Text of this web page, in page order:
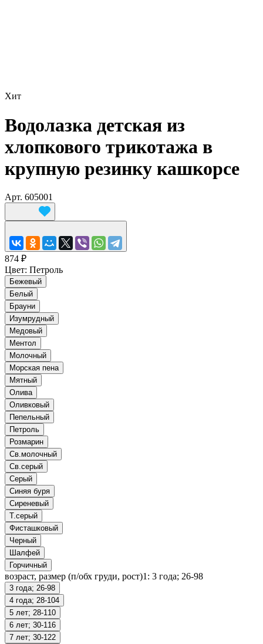
Хит
Водолазка детская из
хлопкового трикотажа в
крупную резинку кашкорсе
Арт. 605001
874 ₽
Цвет: Петроль
Бежевый
Белый
Брауни
Изумрудный
Медовый
Ментол
Молочный
Морская пена
Мятный
Олива
Оливковый
Пепельный
Петроль
Розмарин
Св.молочный
Св.серый
Серый
Синяя буря
Сиреневый
Т.серый
Фисташковый
Черный
Шалфей
Горчичный
возраст, размер (п/обх груди, рост)1: 3 года; 26-98
3 года; 26-98
4 года; 28-104
5 лет; 28-110
6 лет; 30-116
7 лет; 30-122